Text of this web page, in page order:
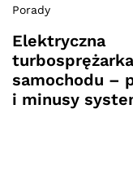
Porady
Elektryczna
samochodu –
i minusy